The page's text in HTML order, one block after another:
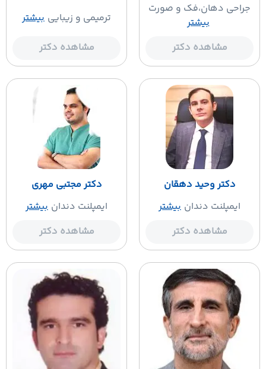
جراحی دهان،فک و صورت
بیشتر
مشاهده دکتر
ترمیمی و زیبایی بیشتر
مشاهده دکتر
دکتر وحید دهقان
ایمپلنت دندان بیشتر
مشاهده دکتر
دکتر مجتبی مهری
ایمپلنت دندان بیشتر
مشاهده دکتر